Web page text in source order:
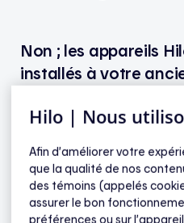
Non ; les appareils
installés à votre
Vous devez aviser le
déménagement, afin
meilleure solution
pourrez vous procurer de
$ ou profiter de toute
Hilo | Nous
Afin d’améliorer votre
que la qualité de nos
des témoins (appelés
assurer le bon
préférences ou sur